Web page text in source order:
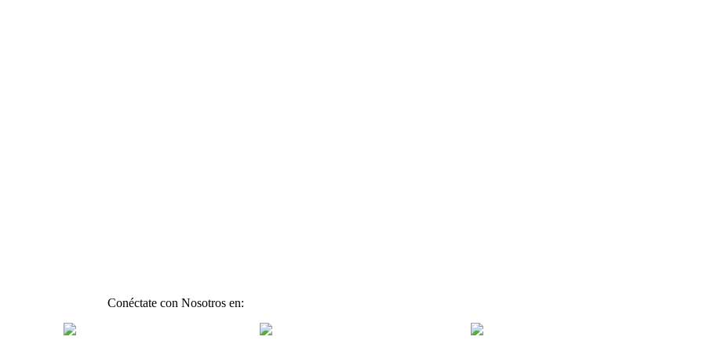
Conéctate con Nosotros en: